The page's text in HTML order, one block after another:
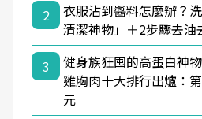
2
衣服沾到醬料怎麼辦？
清潔神物」＋2步驟去油
3
健身族狂囤的高蛋白神
雞胸肉十大排行出爐：
元